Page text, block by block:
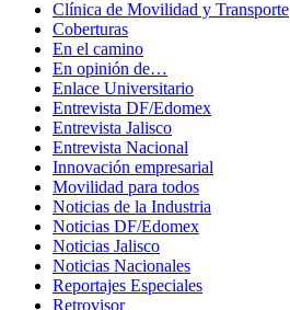
Clínica de Movilidad y Transporte
Coberturas
En el camino
En opinión de…
Enlace Universitario
Entrevista DF/Edomex
Entrevista Jalisco
Entrevista Nacional
Innovación empresarial
Movilidad para todos
Noticias de la Industria
Noticias DF/Edomex
Noticias Jalisco
Noticias Nacionales
Reportajes Especiales
Retrovisor